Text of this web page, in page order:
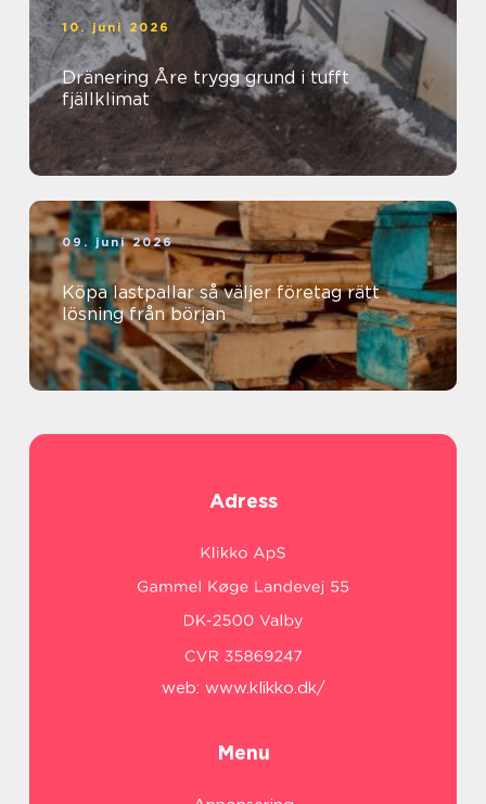
10. juni 2026
Dränering Åre trygg grund i tufft
fjällklimat
09. juni 2026
Köpa lastpallar så väljer företag rätt
lösning från början
Adress
web: www.klikko.dk/
Menu